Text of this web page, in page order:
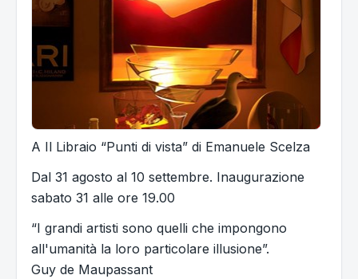
A Il Libraio “Punti di vista” di Emanuele Scelza
Dal 31 agosto al 10 settembre. Inaugurazione
sabato 31 alle ore 19.00
“I grandi artisti sono quelli che impongono
all'umanità la loro particolare illusione”.
Guy de Maupassant